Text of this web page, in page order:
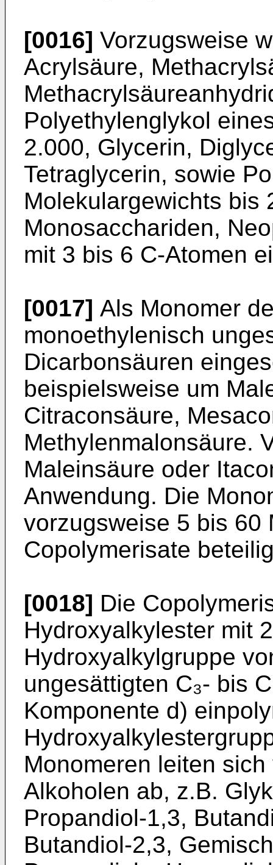
[0016] Vorzugsweise
Acrylsäure,
Polyethylenglykol
2.000, Glycerin,
Tetraglycerin, sowie
Molekulargewichts bis
Monosacchariden,
mit 3 bis 6 C-Atomen
[0017] Als Monomer
monoethylenisch
Dicarbonsäuren
beispielsweise um
Citraconsäure,
Methylenmalonsäure.
Maleinsäure oder
Anwendung. Die
vorzugs­weise 5 bis 60
Copolymerisate
[0018] Die
Hydroxyalkylester mit
Hydroxyalkylgruppe
ungesättigten C₃- bis
Komponente d)
Monomeren leiten
Alkoholen ab, z.B.
Propan­diol-1,3,
Butandiol-2,3,